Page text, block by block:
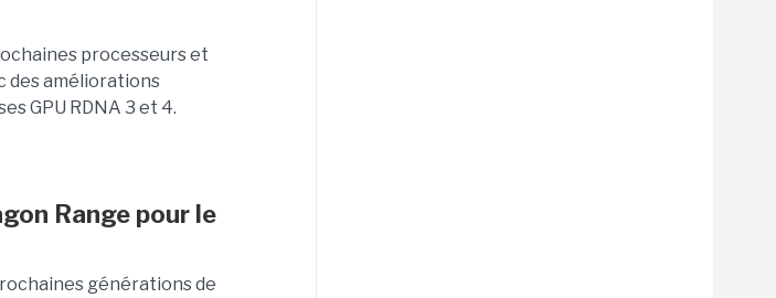
processeurs et
des améliorations
GPU RDNA 3 et 4.
Range pour le
générations de